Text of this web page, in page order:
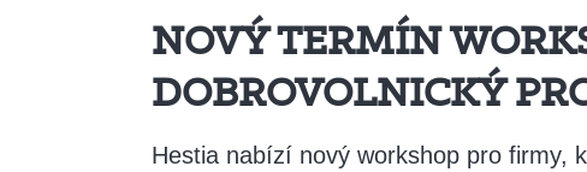
NOVÝ TERMÍN
DOBROVOLNICKÝ
Hestia nabízí nový workshop pro firmy,